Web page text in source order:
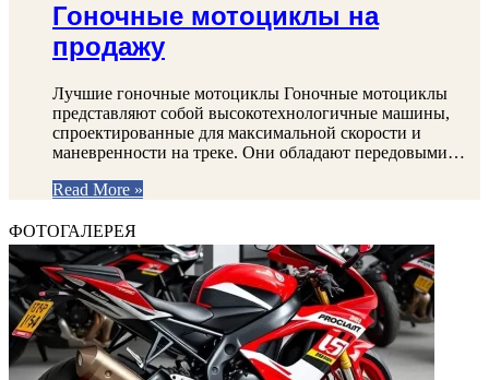
Гоночные мотоциклы на
продажу
Лучшие гоночные мотоциклы Гоночные мотоциклы
представляют собой высокотехнологичные машины,
спроектированные для максимальной скорости и
маневренности на треке. Они обладают передовыми…
Read More »
ФОТОГАЛЕРЕЯ